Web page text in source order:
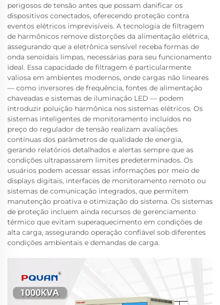
perigosos de tensão antes que possam danificar os
dispositivos conectados, oferecendo proteção contra
eventos elétricos imprevisíveis. A tecnologia de filtragem
de harmônicos remove distorções da alimentação elétrica,
assegurando que a eletrônica sensível receba formas de
onda senoidais limpas, necessárias para seu funcionamento
ideal. Essa capacidade de filtragem é particularmente
valiosa em ambientes modernos, onde cargas não lineares
— como inversores de frequência, fontes de alimentação
chaveadas e sistemas de iluminação LED — podem
introduzir poluição harmônica nos sistemas elétricos. Os
sistemas inteligentes de monitoramento incluídos no
preço do regulador de tensão realizam avaliações
contínuas dos parâmetros de qualidade de energia,
gerando relatórios detalhados e alertas sempre que as
condições ultrapassarem limites predeterminados. Os
usuários podem acessar essas informações por meio de
displays digitais, interfaces de monitoramento remoto ou
sistemas de comunicação integrados, que permitem
manutenção proativa e otimização do sistema. Os sistemas
de proteção incluem ainda recursos de gerenciamento
térmico que evitam superaquecimento em condições de
alta carga, assegurando operação confiável sob diferentes
condições ambientais e demandas de carga.